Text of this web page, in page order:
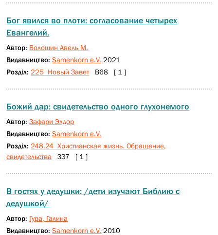
Бог явился во плоти: согласование четырех
Евангелий.
Автор: Волошин Авель М.
Видавництво:Samenkorn e.V. 2021
Розділ: 225 Новый ЗаветВ68 [ 1 ]
Божий дар: свидетельство одного глухонемого
Автор:Зафари Элдор
Видавництво:Samenkorn e.V.
Розділ: 248.24 Христианская жизнь. Обращение,
свидетельства З37 [ 1 ]
В гостях у дедушки: /дети изучают Библию с
дедушкой/
Автор: Гура, Галина
Видавництво:Samenkorn e.V. 2010